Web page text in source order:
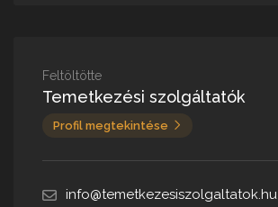
Feltöltötte
Temetkezési szolgáltatók
Profil megtekintése
info@temetkezesiszolgaltatok.hu